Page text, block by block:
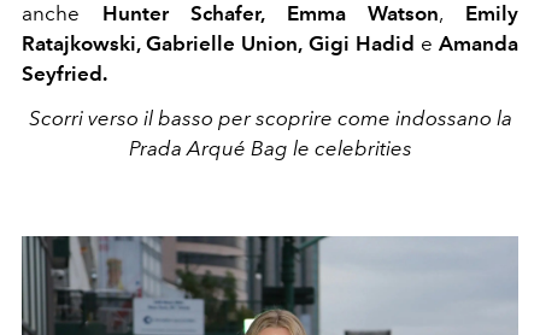
anche Hunter Schafer,Emma Watson, Emily
Ratajkowski, Gabrielle Union, Gigi Hadid eAmanda
Seyfried.
Scorri verso il basso per scoprire come indossano la
Prada Arqué Bag le celebrities